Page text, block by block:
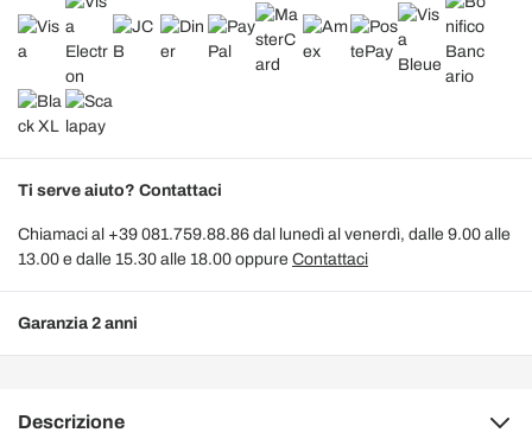
Ti serve aiuto? Contattaci
Chiamaci al +39 081.759.88.86 dal lunedì al venerdì, dalle 9.00 alle
13.00 e dalle 15.30 alle 18.00 oppure Contattaci
Garanzia 2 anni
Descrizione